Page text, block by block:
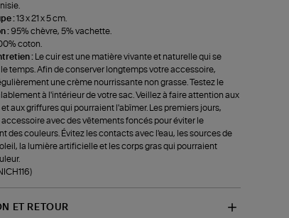
:13 x 21 x 5 cm.
: 95% chèvre, 5% vachette.
coton.
:
Le cuir est une matière vivante et naturelle qui se
temps. Afin de conserver longtemps votre accessoire,
une crème nourrissante non grasse. Testez le
à l'intérieur de votre sac. Veillez à faire attention aux
aux griffures qui pourraient l'abîmer. Les premiers jours,
accessoire avec des vêtements foncés pour éviter le
des couleurs. Évitez les contacts avec l'eau, les sources de
la lumière artificielle et les corps gras qui pourraient
ET RETOUR